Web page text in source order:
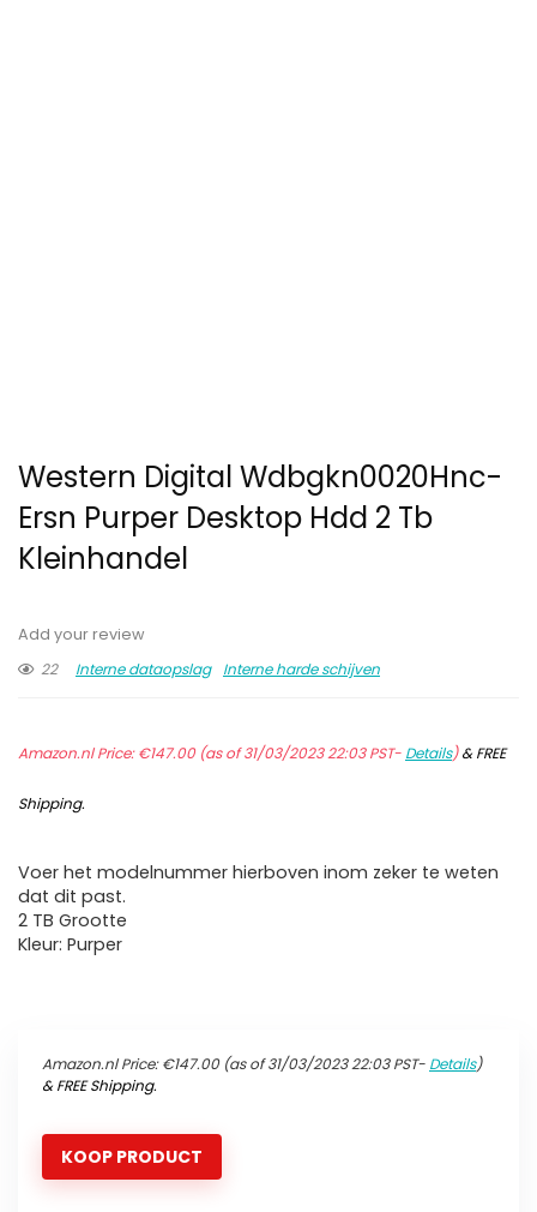
Western Digital Wdbgkn0020Hnc-
Ersn Purper Desktop Hdd 2 Tb
Kleinhandel
Add your review
22
Interne dataopslag Interne harde schijven
Amazon.nl Price:€147.00(as of 31/03/2023 22:03 PST- Details)&FREE
Shipping.
Voer het modelnummer hierboven inom zeker te weten
dat dit past.
2 TB Grootte
Kleur: Purper
Amazon.nl Price:€147.00(as of 31/03/2023 22:03 PST- Details)
&FREE Shipping.
KOOP PRODUCT